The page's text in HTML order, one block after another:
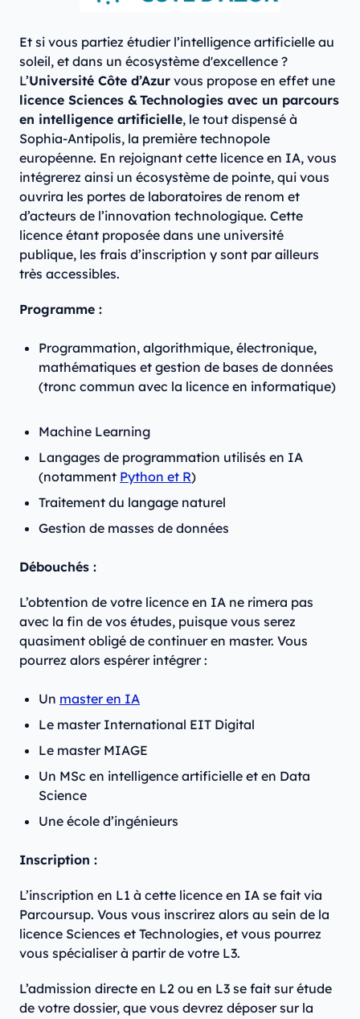
Et si vous partiez étudier l’intelligence artificielle au
soleil, et dans un écosystème d'excellence ?
L’Université Côte d’Azur vous propose en effet une
licence Sciences & Technologies avec un parcours
en intelligence artificielle, le tout dispensé à
Sophia-Antipolis, la première technopole
européenne. En rejoignant cette licence en IA, vous
intégrerez ainsi un écosystème de pointe, qui vous
ouvrira les portes de laboratoires de renom et
d’acteurs de l’innovation technologique. Cette
licence étant proposée dans une université
publique, les frais d’inscription y sont par ailleurs
très accessibles.
Programme :
Programmation, algorithmique, électronique,
mathématiques et gestion de bases de données
(tronc commun avec la licence en informatique)
Machine Learning
Langages de programmation utilisés en IA
(notamment Python et R)
Traitement du langage naturel
Gestion de masses de données
Débouchés :
L’obtention de votre licence en IA ne rimera pas
avec la fin de vos études, puisque vous serez
quasiment obligé de continuer en master. Vous
pourrez alors espérer intégrer :
Un master en IA
Le master International EIT Digital
Le master MIAGE
Un MSc en intelligence artificielle et en Data
Science
Une école d’ingénieurs
Inscription :
L’inscription en L1 à cette licence en IA se fait via
Parcoursup. Vous vous inscrirez alors au sein de la
licence Sciences et Technologies, et vous pourrez
vous spécialiser à partir de votre L3.
L’admission directe en L2 ou en L3 se fait sur étude
de votre dossier, que vous devrez déposer sur la